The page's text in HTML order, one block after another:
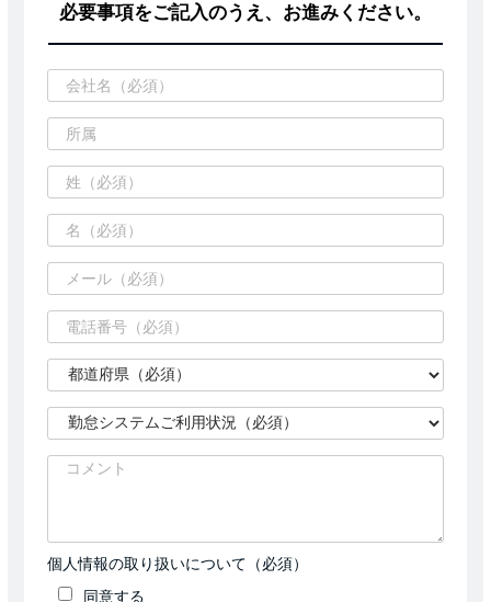
必要事項をご記入のうえ、お進みください。
個人情報の取り扱いについて（必須）
同意する